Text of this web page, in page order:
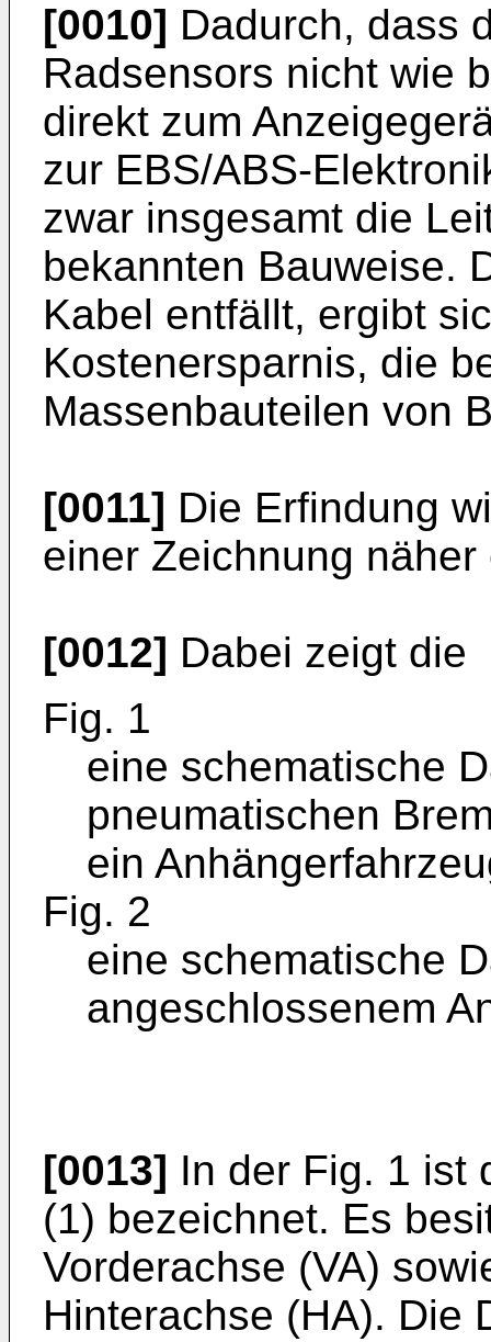
[0010] Dadurch, dass
Radsensors nicht wie
direkt zum
zur EBS/ABS-
zwar insgesamt die
bekannten Bauweise.
Kabel entfällt, ergibt
Kostenersparnis, die
Massenbauteilen von
[0011] Die Erfindung
einer Zeichnung näher
[0012] Dabei zeigt die
Fig. 1
eine schematische
pneumatischen
ein
Fig. 2
eine schematische
angeschlossenem
[0013] In der Fig. 1 ist
(1) bezeichnet. Es
Vorderachse (VA)
Hinterachse (HA). Die